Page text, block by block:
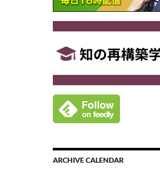
ARCHIVE CALENDAR